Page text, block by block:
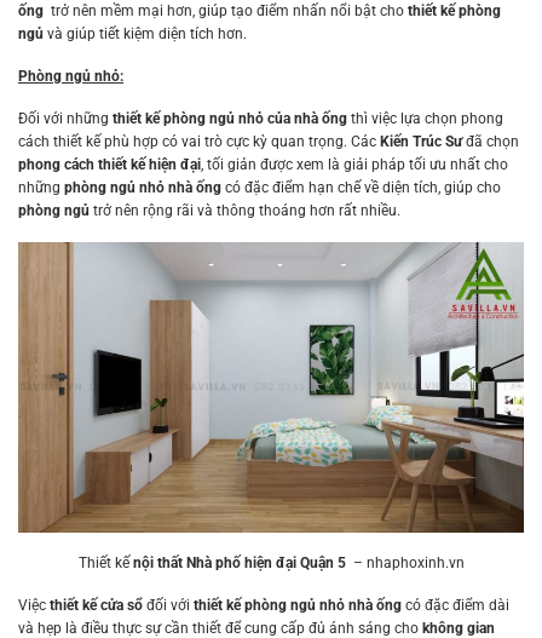
ống trở nên mềm mại hơn, giúp tạo điểm nhấn nổi bật cho thiết kế phòng
ngủ và giúp tiết kiệm diện tích hơn.
Phòng ngủ nhỏ:
Đối với những thiết kế phòng ngủ nhỏ của nhà ống thì việc lựa chọn phong
cách thiết kế phù hợp có vai trò cực kỳ quan trọng. Các Kiến Trúc Sưđã chọn
phong cách thiết kế hiện đại, tối giản được xem là giải pháp tối ưu nhất cho
những phòng ngủ nhỏ nhà ống có đặc điểm hạn chế về diện tích, giúp cho
phòng ngủ trở nên rộng rãi và thông thoáng hơn rất nhiều.
Thiết kếnội thất Nhà phố hiện đại Quận 5 – nhaphoxinh.vn
Việc thiết kế cửa sổ đối với thiết kế phòng ngủ nhỏ nhà ống có đặc điểm dài
và hẹp là điều thực sự cần thiết để cung cấp đủ ánh sáng cho không gian